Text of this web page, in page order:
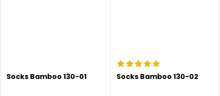
Socks Bamboo 130-01 Socks Bamboo 130-02